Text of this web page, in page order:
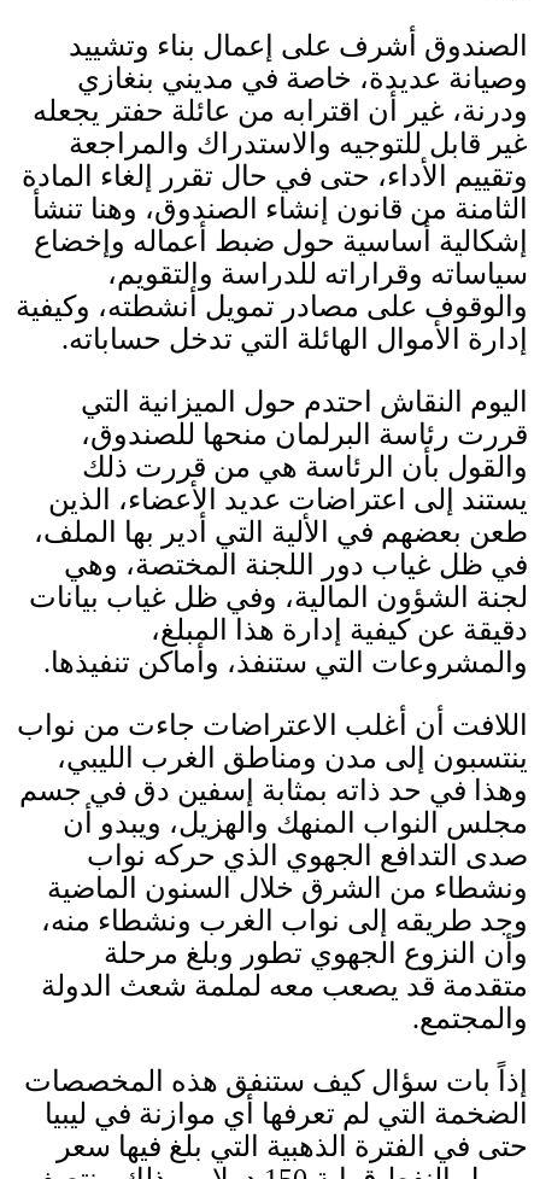
الصندوق أشرف على إعمال بناء وتشييد
وصيانة عديدة، خاصة في مديني بنغازي
ودرنة، غير أن اقترابه من عائلة حفتر يجعله
غير قابل للتوجيه والاستدراك والمراجعة
وتقييم الأداء، حتى في حال تقرر إلغاء المادة
الثامنة من قانون إنشاء الصندوق، وهنا تنشأ
إشكالية أساسية حول ضبط أعماله وإخضاع
سياساته وقراراته للدراسة والتقويم،
والوقوف على مصادر تمويل أنشطته، وكيفية
إدارة الأموال الهائلة التي تدخل حساباته.
اليوم النقاش احتدم حول الميزانية التي
قررت رئاسة البرلمان منحها للصندوق،
والقول بأن الرئاسة هي من قررت ذلك
يستند إلى اعتراضات عديد الأعضاء، الذين
طعن بعضهم في الألية التي أدير بها الملف،
في ظل غياب دور اللجنة المختصة، وهي
لجنة الشؤون المالية، وفي ظل غياب بيانات
دقيقة عن كيفية إدارة هذا المبلغ،
والمشروعات التي ستنفذ، وأماكن تنفيذها.
اللافت أن أغلب الاعتراضات جاءت من نواب
ينتسبون إلى مدن ومناطق الغرب الليبي،
وهذا في حد ذاته بمثابة إسفين دق في جسم
مجلس النواب المنهك والهزيل، ويبدو أن
صدى التدافع الجهوي الذي حركه نواب
ونشطاء من الشرق خلال السنون الماضية
وجد طريقه إلى نواب الغرب ونشطاء منه،
وأن النزوع الجهوي تطور وبلغ مرحلة
متقدمة قد يصعب معه لملمة شعث الدولة
والمجتمع.
إذاً بات سؤال كيف ستنفق هذه المخصصات
الضخمة التي لم تعرفها أي موازنة في ليبيا
حتى في الفترة الذهبية التي بلغ فيها سعر